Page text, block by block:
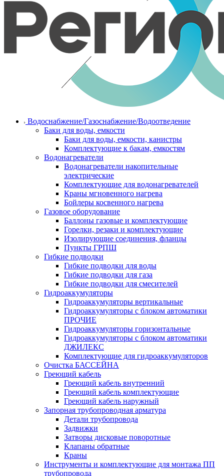
Водоснабжение/Газоснабжение/Водоотведение
Баки для воды, емкости
Баки для воды, емкости, канистры
Комплектующие к бакам, емкостям
Водонагреватели
Водонагреватели накопительные
электрические
Комплектующие для водонагревателей
Краны мгновенного нагрева
Бойлеры косвенного нагрева
Газовое оборудование
Баллоны газовые и комплектующие
Горелки, резаки и комплектующие
Изолирующие соединения, фланцы
Пункты ГРПШ
Гибкие подводки
Гибкие подводки для воды
Гибкие подводки для газа
Гибкие подводки для смесителей
Гидроаккумуляторы
Гидроаккумуляторы вертикальные
Гидроаккумуляторы с блоком автоматики
ПРОЧИЕ
Гидроаккумуляторы горизонтальные
Гидроаккумуляторы с блоком автоматики
ДЖИЛЕКС
Комплектующие для гидроаккумуляторов
Очистка БАССЕЙНА
Греющий кабель
Греющий кабель внутренний
Греющий кабель комплектующие
Греющий кабель наружный
Запорная трубопроводная арматура
Детали трубопровода
Задвижки
Затворы дисковые поворотные
Клапаны обратные
Краны
Инструменты и комплектующие для монтажа ПП
трубопровода